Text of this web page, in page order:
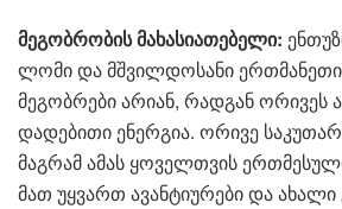
მეგობრობის მახასიათებელი:
ლომი და მშვილდოსანი
მეგობრები არიან, რადგან ორივეს
დადებითი ენერგია. ორივე
მაგრამ ამას ყოველთვის
მათ უყვართ ავანტიურები და ახალი